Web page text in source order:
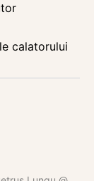
calatorului